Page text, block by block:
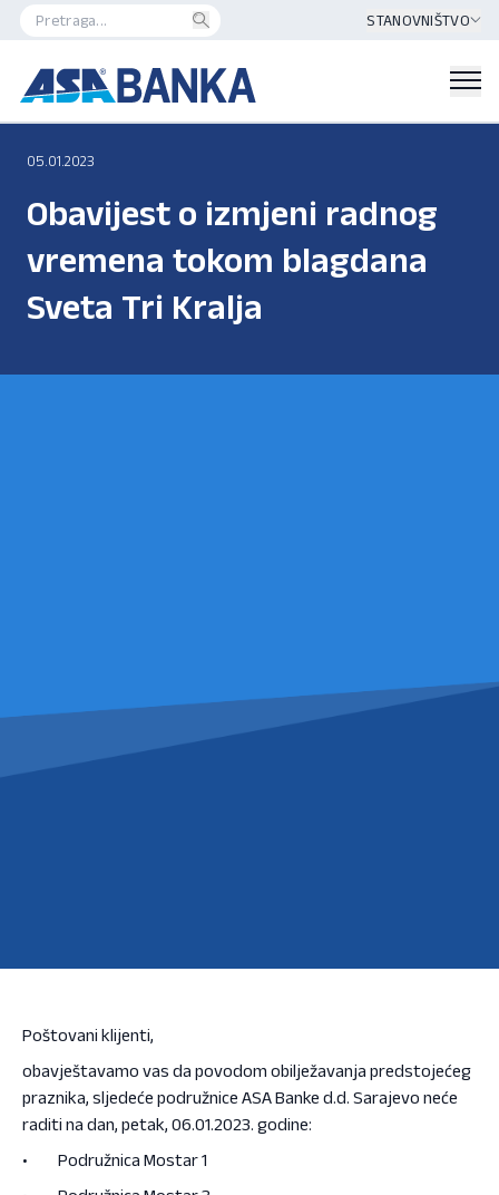
STANOVNIŠTVO
05.01.2023
Obavijest o izmjeni radnog
vremena tokom blagdana
Sveta Tri Kralja
Poštovani klijenti,
obavještavamo vas da povodom obilježavanja predstojećeg
praznika, sljedeće podružnice ASA Banke d.d. Sarajevo neće
raditi na dan, petak, 06.01.2023. godine:
• Podružnica Mostar 1